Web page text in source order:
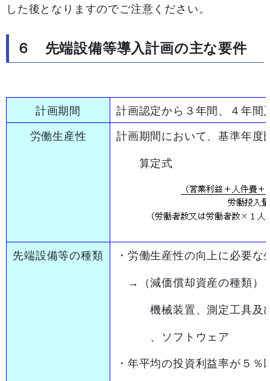
した後となりますのでご注意ください。
６ 先端設備等導入計画の主な要件
計画期間
計画認定から３年間、４年間
労働生産性
計画期間において、基準年度
算定式
先端設備等の種類
・労働生産性の向上に必要
→（減価償却資産の種類）
機械装置、測定工具及び
、ソフトウェア
・年平均の投資利益率が５